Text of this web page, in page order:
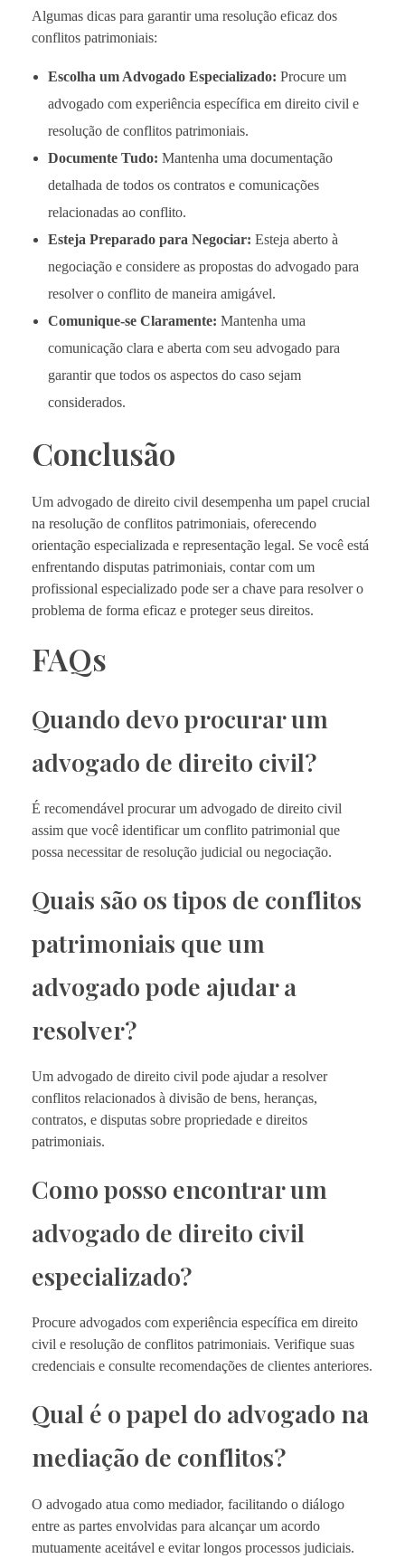
Algumas dicas para garantir uma resolução eficaz dos
conflitos patrimoniais:
Escolha um Advogado Especializado: Procure um
advogado com experiência específica em direito civil e
resolução de conflitos patrimoniais.
Documente Tudo: Mantenha uma documentação
detalhada de todos os contratos e comunicações
relacionadas ao conflito.
Esteja Preparado para Negociar: Esteja aberto à
negociação e considere as propostas do advogado para
resolver o conflito de maneira amigável.
Comunique-se Claramente: Mantenha uma
comunicação clara e aberta com seu advogado para
garantir que todos os aspectos do caso sejam
considerados.
Conclusão
Um advogado de direito civil desempenha um papel crucial
na resolução de conflitos patrimoniais, oferecendo
orientação especializada e representação legal. Se você está
enfrentando disputas patrimoniais, contar com um
profissional especializado pode ser a chave para resolver o
problema de forma eficaz e proteger seus direitos.
FAQs
Quando devo procurar um
advogado de direito civil?
É recomendável procurar um advogado de direito civil
assim que você identificar um conflito patrimonial que
possa necessitar de resolução judicial ou negociação.
Quais são os tipos de conflitos
patrimoniais que um
advogado pode ajudar a
resolver?
Um advogado de direito civil pode ajudar a resolver
conflitos relacionados à divisão de bens, heranças,
contratos, e disputas sobre propriedade e direitos
patrimoniais.
Como posso encontrar um
advogado de direito civil
especializado?
Procure advogados com experiência específica em direito
civil e resolução de conflitos patrimoniais. Verifique suas
credenciais e consulte recomendações de clientes anteriores.
Qual é o papel do advogado na
mediação de conflitos?
O advogado atua como mediador, facilitando o diálogo
entre as partes envolvidas para alcançar um acordo
mutuamente aceitável e evitar longos processos judiciais.